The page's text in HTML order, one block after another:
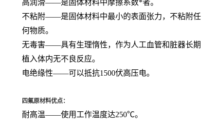
高润滑——是固体材料中摩擦系数*者。
不粘附——是固体材料中最小的表面张力，不粘附任
何物质。
无毒害——具有生理惰性，作为人工血管和脏器长期
植入体内无不良反应。
电绝缘性——可以抵抗1500伏高压电。
四氟原材料优点：
耐高温——使用工作温度达250℃。